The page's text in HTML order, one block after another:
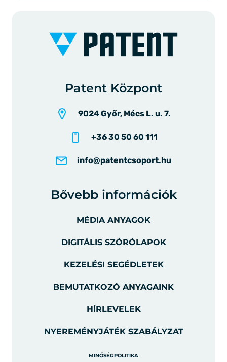
Patent Központ
9024 Győr, Mécs L. u. 7.
+36 30 50 60 111
info@patentcsoport.hu
Bővebb információk
MÉDIA ANYAGOK
DIGITÁLIS SZÓRÓLAPOK
KEZELÉSI SEGÉDLETEK
BEMUTATKOZÓ ANYAGAINK
HÍRLEVELEK
NYEREMÉNYJÁTÉK SZABÁLYZAT
MINŐSÉGPOLITIKA